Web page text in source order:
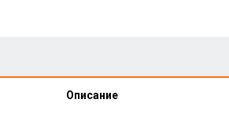
Описание